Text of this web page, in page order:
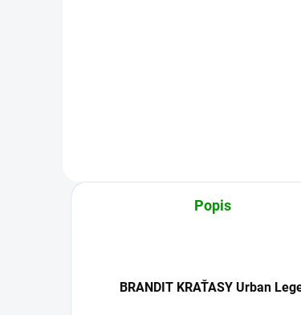
Popis
BRANDIT KRAŤASY Urban